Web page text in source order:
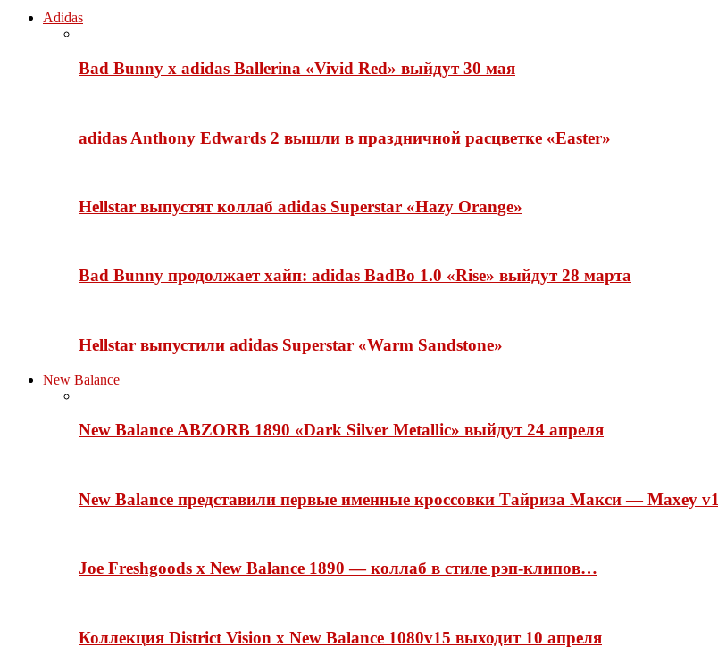
Adidas
Bad Bunny x adidas Ballerina «Vivid Red» выйдут 30 мая
adidas Anthony Edwards 2 вышли в праздничной расцветке «Easter»
Hellstar выпустят коллаб adidas Superstar «Hazy Orange»
Bad Bunny продолжает хайп: adidas BadBo 1.0 «Rise» выйдут 28 марта
Hellstar выпустили adidas Superstar «Warm Sandstone»
New Balance
New Balance ABZORB 1890 «Dark Silver Metallic» выйдут 24 апреля
New Balance представили первые именные кроссовки Тайриза Макси — Maxey v1
Joe Freshgoods x New Balance 1890 — коллаб в стиле рэп-клипов…
Коллекция District Vision x New Balance 1080v15 выходит 10 апреля